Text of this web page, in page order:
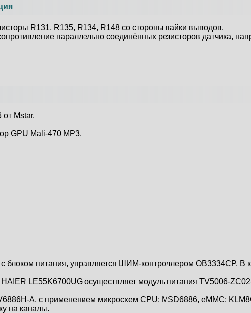
R131, R135, R134, R148 со стороны пайки выводов.
параллельно соединённых резисторов датчика,
Mstar.
GPU Mali-470 MP3.
питания, управляется ШИМ-контроллером OB3334CP. В
LE55K6700UG осуществляет модуль питания TV5006-
A, с применением микросхем CPU: MSD6886, eMMC:
на каналы.